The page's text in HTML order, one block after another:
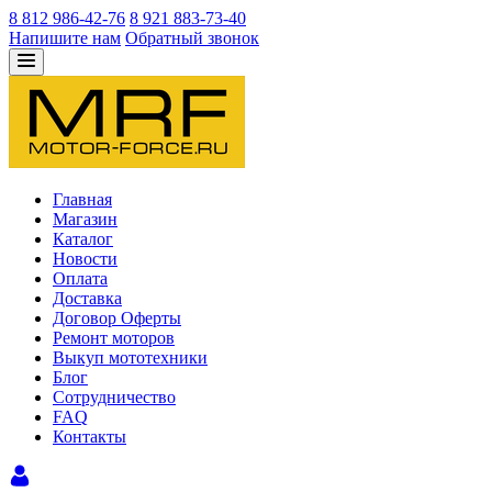
8 812 986-42-76 8 921 883-73-40
Напишите нам Обратный звонок
Главная
Магазин
Каталог
Новости
Оплата
Доставка
Договор Оферты
Ремонт моторов
Выкуп мототехники
Блог
Сотрудничество
FAQ
Контакты